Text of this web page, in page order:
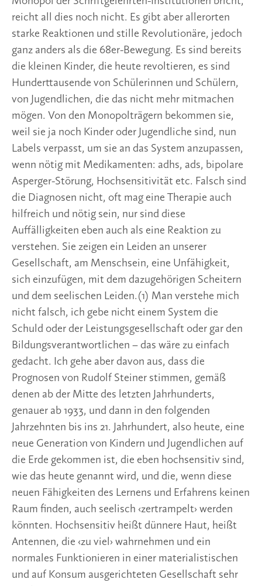
reicht all dies noch nicht. Es gibt aber allerorten
starke Reaktionen und stille Revolutionäre, jedoch
ganz anders als die 68er-Bewegung. Es sind bereits
die kleinen Kinder, die heute revoltieren, es sind
Hunderttausende von Schülerinnen und Schülern,
von Jugendlichen, die das nicht mehr mitmachen
mögen. Von den Monopolträgern bekommen sie,
weil sie ja noch Kinder oder Jugendliche sind, nun
Labels verpasst, um sie an das System anzupassen,
wenn nötig mit Medikamenten: adhs, ads, bipolare
Asperger-Störung, Hochsensitivität etc. Falsch sind
die Diagnosen nicht, oft mag eine Therapie auch
hilfreich und nötig sein, nur sind diese
Auffälligkeiten eben auch als eine Reaktion zu
verstehen. Sie zeigen ein Leiden an unserer
Gesellschaft, am Menschsein, eine Unfähigkeit,
sich einzufügen, mit dem dazugehörigen Scheitern
und dem seelischen Leiden.(1) Man verstehe mich
nicht falsch, ich gebe nicht einem System die
Schuld oder der Leistungsgesellschaft oder gar den
Bildungsverantwortlichen – das wäre zu einfach
gedacht. Ich gehe aber davon aus, dass die
Prognosen von Rudolf Steiner stimmen, gemäß
denen ab der Mitte des letzten Jahrhunderts,
genauer ab 1933, und dann in den folgenden
Jahrzehnten bis ins 21. Jahrhundert, also heute, eine
neue Generation von Kindern und Jugendlichen auf
die Erde gekommen ist, die eben hochsensitiv sind,
wie das heute genannt wird, und die, wenn diese
neuen Fähigkeiten des Lernens und Erfahrens keinen
Raum finden, auch seelisch ‹zertrampelt› werden
könnten. Hochsensitiv heißt dünnere Haut, heißt
Antennen, die ‹zu viel› wahrnehmen und ein
normales Funktionieren in einer materialistischen
und auf Konsum ausgerichteten Gesellschaft sehr